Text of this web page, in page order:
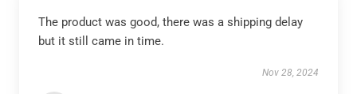
The product was good, there was a shipping delay
but it still came in time.
Nov 28, 2024